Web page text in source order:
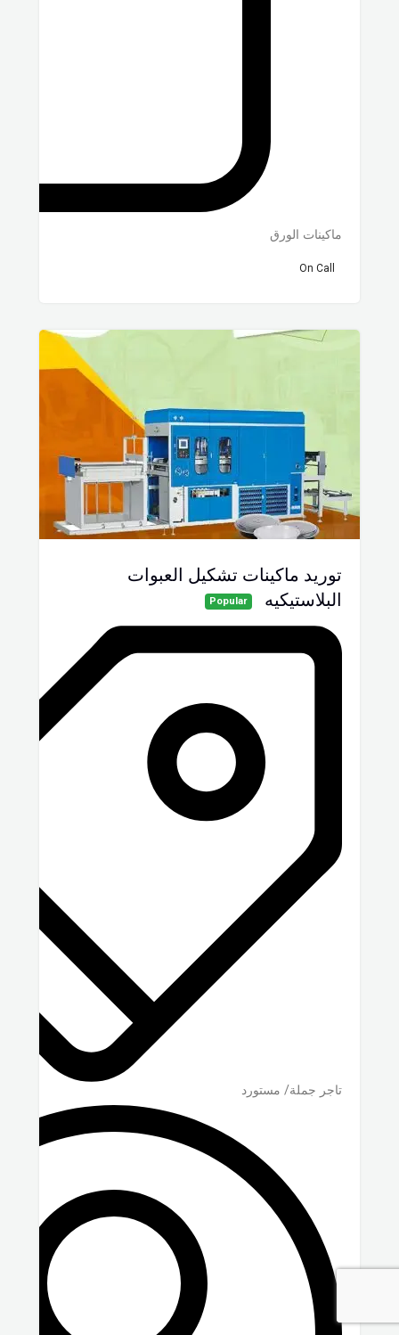
ماكينات الورق
On Call
توريد ماكينات تشكيل العبوات
البلاستيكيه
Popular
تاجر جملة/ مستورد